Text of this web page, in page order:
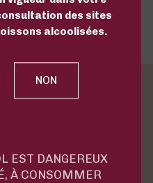
LAFFONT
mots
des sites
alcoolisées.
EST DANGEREUX
À CONSOMMER